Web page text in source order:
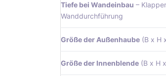
Tiefe bei Wandeinbau –
Wanddurchführung
Größe der Außenhaube (B x H
Größe der Innenblende (B x H